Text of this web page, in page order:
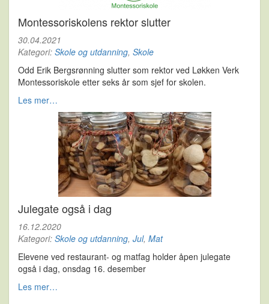
Montessoriskolens rektor slutter
30.04.2021
Kategori: Skole og utdanning, Skole
Odd Erik Bergsrønning slutter som rektor ved Løkken Verk
Montessoriskole etter seks år som sjef for skolen.
Les mer…
Julegate også i dag
16.12.2020
Kategori: Skole og utdanning, Jul, Mat
Elevene ved restaurant- og matfag holder åpen julegate
også i dag, onsdag 16. desember
Les mer…